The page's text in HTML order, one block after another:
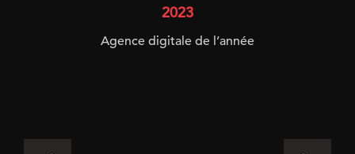
2023
Agence digitale de l’année